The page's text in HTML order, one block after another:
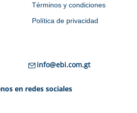
Términos y condiciones
Política de privacidad
info@ebi.com.gt
en redes sociales